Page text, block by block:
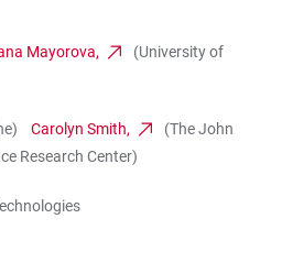
Mayorova,
(University of
Carolyn Smith,
(The John
Research Center)